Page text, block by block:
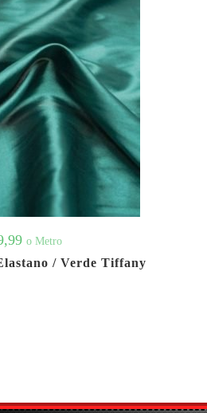
o Metro
/ Verde Tiffany